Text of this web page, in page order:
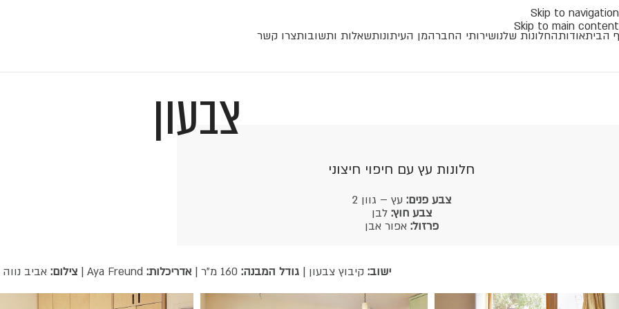
Skip to navigation
Skip to main content
הביתאודותהחלונות שלנושירותי החברהמן העיתונותשאלות ותשובותצרו קשר
צבעון
חלונות עץ עם חיפוי חיצוני
צבע פנים: עץ – גוון 2
צבע חוץ:לבן
פרזול: אפור אבן
ישוב: קיבוץ צבעון |גודל המבנה: 160 מ"ר | אדריכלות: Aya Freund | צילום:אביב נווה